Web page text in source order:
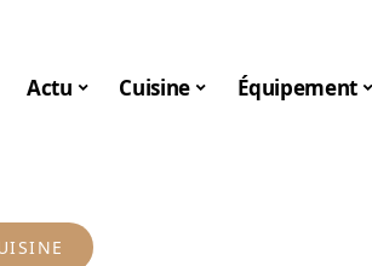
Actu Cuisine Équipement